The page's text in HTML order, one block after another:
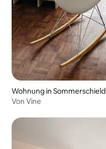
Wohnung in Sommerschield
Von Vine